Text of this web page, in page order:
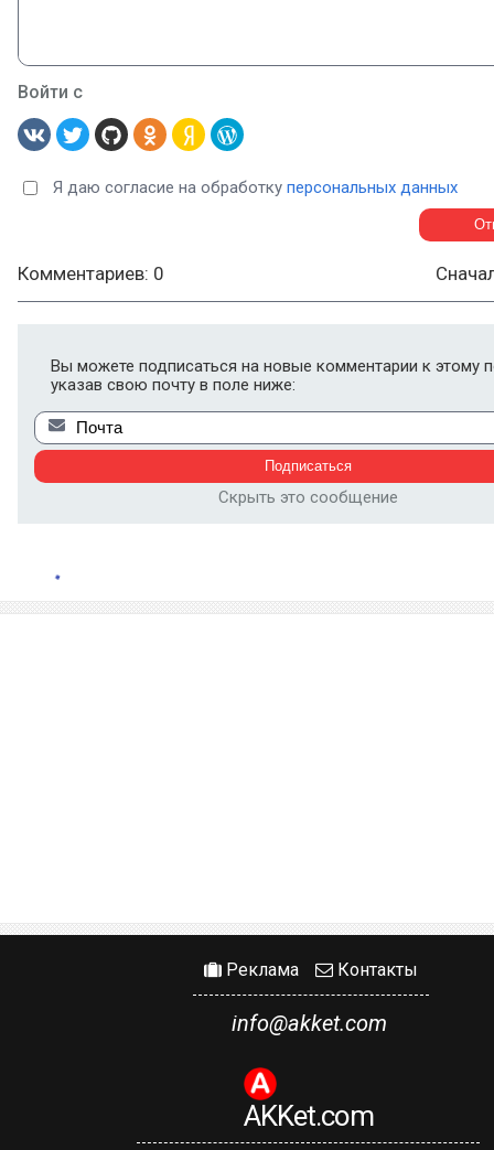
Войти с
Я даю согласие на обработку персональных данных
Комментариев: 0
Вы можете подписаться на новые комментарии к этому
указав свою почту в поле ниже:
Скрыть это сообщение
Реклама Контакты
info@akket.com
AKKet.com